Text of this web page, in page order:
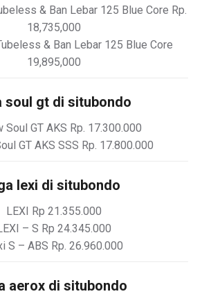
& Ban Lebar 125 Blue Core Rp.
18,735,000
& Ban Lebar 125 Blue Core
19,895,000
soul gt di situbondo
Soul GT AKS Rp. 17.300.000
GT AKS SSS Rp. 17.800.000
lexi di situbondo
LEXI Rp 21.355.000
– S Rp 24.345.000
S – ABS Rp. 26.960.000
aerox di situbondo